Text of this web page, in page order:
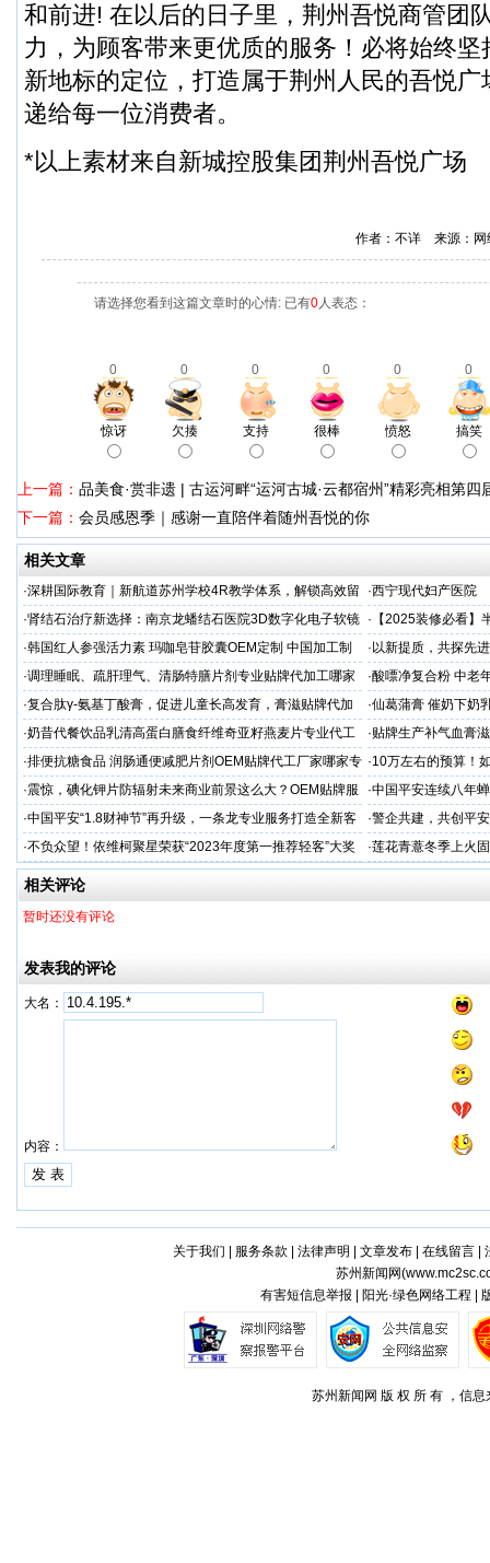
和前进! 在以后的日子里，荆州吾悦商管团
力，为顾客带来更优质的服务！必将始终
新地标的定位，打造属于荆州人民的吾悦广
递给每一位消费者。
*以上素材来自新城控股集团荆州吾悦广场
作者：不详 来源：
请选择您看到这篇文章时的心情: 已有0人表态：
0 0 0 0 0 0
惊讶 欠揍 支持 很棒 愤怒 搞笑
上一篇： 品美食·赏非遗 | 古运河畔“运河古城·云都宿州”精彩亮相第
下一篇： 会员感恩季｜感谢一直陪伴着随州吾悦的你
相关文章
·深耕国际教育｜新航道苏州学校4R教学体系，解锁高效留
学备考之路
·西宁现代妇产医院
·肾结石治疗新选择：南京龙蟠结石医院3D数字化电子软镜
保肾取石术
· 【2025装修必看
你省下3万冤枉钱！
·韩国红人参强活力素 玛咖皂苷胶囊OEM定制 中国加工制
造商
· 以新提质，共探先
·调理睡眠、疏肝理气、清肠特膳片剂专业贴牌代加工哪家
专业
·酸嘌净复合粉 中老
·复合肽γ-氨基丁酸膏，促进儿童长高发育，膏滋贴牌代加
工厂家
·仙葛蒲膏 催奶下奶
家
·奶昔代餐饮品乳清高蛋白膳食纤维奇亚籽燕麦片专业代工
厂家
·贴牌生产补气血膏
·排便抗糖食品 润肠通便减肥片剂OEM贴牌代工厂家哪家专
业
·10万左右的预算！
·震惊，碘化钾片防辐射未来商业前景这么大？OEM贴牌服
务商
·中国平安连续八年
品牌"
·中国平安“1.8财神节”再升级，一条龙专业服务打造全新客
户体验
·警企共建，共创平
人才专项培训
·不负众望！依维柯聚星荣获“2023年度第一推荐轻客”大奖 ·莲花青薏冬季上火
工厂
相关评论
暂时还没有评论
发表我的评论
大名：
内容：
关于我们 服务条款 法律声明 文章发布| 在线留言|
苏州新闻网(
有害短信息举报 | 阳光·绿色网络工程 |
苏州新闻网 版 权 所 有 ，信